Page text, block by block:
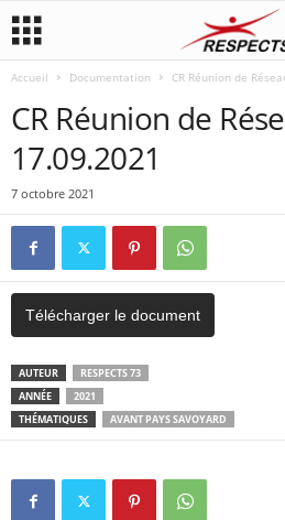
Accueil Documentation CR Réunion de
CR Réunion de
17.09.2021
7 octobre 2021
Télécharger le document
AUTEUR
RESPECTS 73
ANNÉE
2021
THÉMATIQUES
AVANT PAYS SAVOYARD